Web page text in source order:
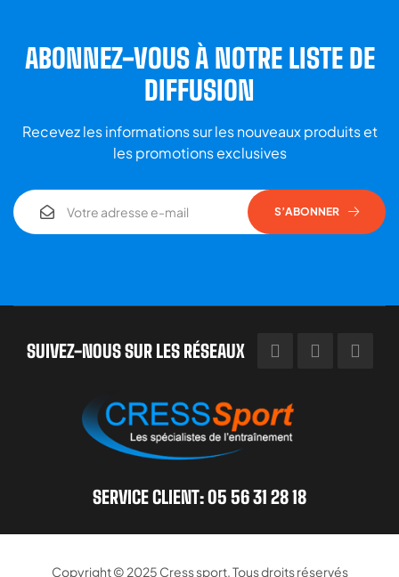
ABONNEZ-VOUS À NOTRE LISTE DE
DIFFUSION
Recevez les informations sur les nouveaux produits et
les promotions exclusives
S’ABONNER
SUIVEZ-NOUS SUR LES RÉSEAUX
SERVICE CLIENT: 05 56 31 28 18
Copyright © 2025 Cress sport. Tous droits réservés